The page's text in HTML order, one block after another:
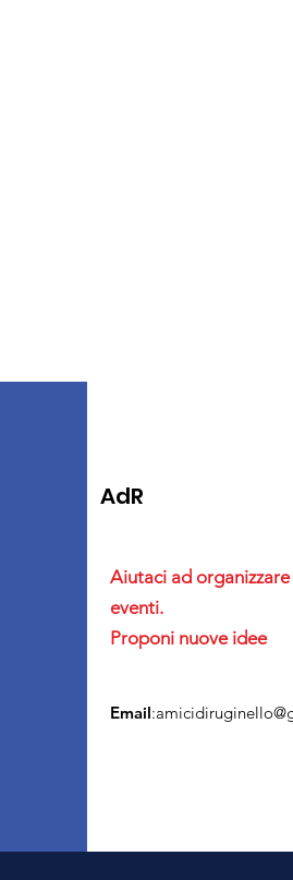
AdR
Aiutaci ad
eventi.
Proponi nuove idee
Email: